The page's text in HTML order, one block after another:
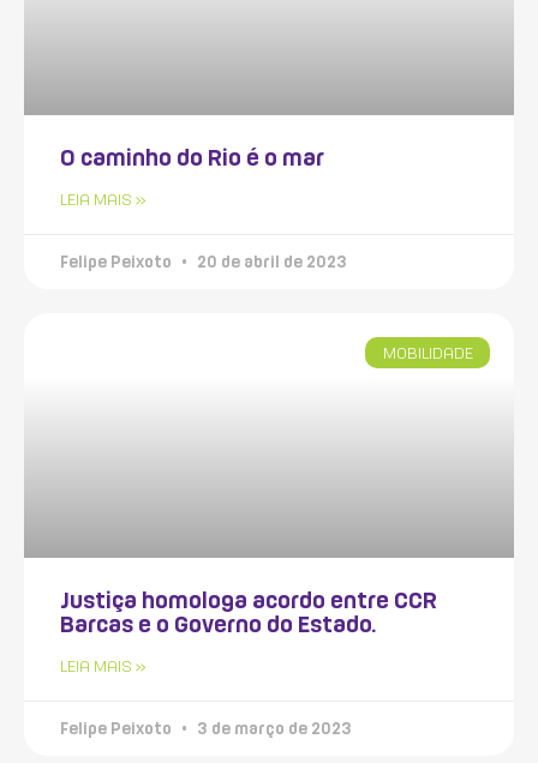
O caminho do Rio é o mar
LEIA MAIS »
Felipe Peixoto 20 de abril de 2023
MOBILIDADE
Justiça homologa acordo entre CCR
Barcas e o Governo do Estado.
LEIA MAIS »
Felipe Peixoto 3 de março de 2023